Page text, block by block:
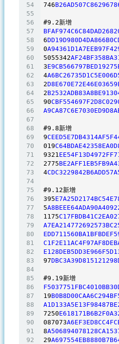
746
#9 .2
6
0
5055342
3
4
2
2
90
#9 .8新增
9
019
9321
2775
4
#9 .12新增
395
5
1175
97
#9 .19
19
7250
087073
8
29